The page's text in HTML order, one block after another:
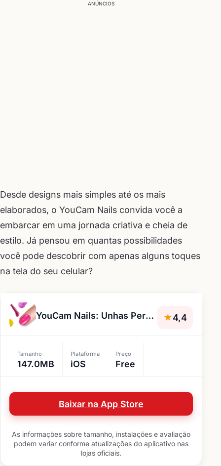
ANÚNCIOS
Desde designs mais simples até os mais
elaborados, o YouCam Nails convida você a
embarcar em uma jornada criativa e cheia de
estilo. Já pensou em quantas possibilidades
você pode descobrir com apenas alguns toques
na tela do seu celular?
YouCam Nails: Unhas Perfeitas ★4,4
Tamanho
147.0MB
Plataforma
iOS
Preço
Free
Baixar na App Store
As informações sobre tamanho, instalações e avaliação
podem variar conforme atualizações do aplicativo nas
lojas oficiais.